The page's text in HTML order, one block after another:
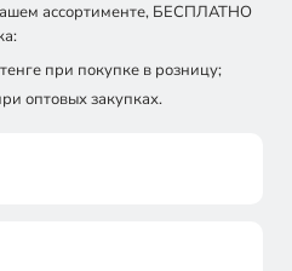
ассортименте, БЕСПЛАТНО
при покупке в розницу;
оптовых закупках.